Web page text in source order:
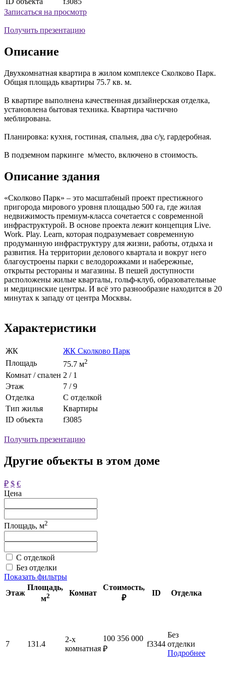
Записаться на просмотр
Получить презентацию
Описание
Двухкомнатная квартира в жилом комплексе Сколково Парк.
Общая площадь квартиры 75.7 кв. м.
В квартире выполнена качественная дизайнерская отделка,
установлена бытовая техника. Квартира частично
меблирована.
Планировка: кухня, гостиная, спальня, два с/у, гардеробная.
В подземном паркинге м/место, включено в стоимость.
Описание здания
«Сколково Парк» – это масштабный проект престижного
пригорода мирового уровня площадью 500 га, где жилая
недвижимость премиум-класса сочетается с современной
инфраструктурой. В основе проекта лежит концепция Live.
Work. Play. Learn, которая подразумевает современную
продуманную инфраструктуру для жизни, работы, отдыха и
развития. На территории делового квартала и вокруг него
благоустроены парки с велодорожками и набережные,
открыты рестораны и магазины. В пешей доступности
расположены жилые кварталы, гольф-клуб, образовательные
и медицинские центры. И всё это разнообразие находится в 20
минутах к западу от центра Москвы.
Характеристики
ЖК
ЖК Сколково Парк
Площадь
75.7 м2
Комнат / спален 2 / 1
Этаж
7 / 9
Отделка
С отделкой
Тип жилья
Квартиры
ID объекта
f3085
Получить презентацию
Другие объекты в этом доме
₽ $ €
Цена
Площадь, м2
С отделкой
Без отделки
Показать фильтры
Этаж
Площадь,
м2 Комнат
Стоимость,
₽
ID Отделка
7 131.4
2-x
комнатная
100 356 000
₽
f3344
Без
отделки
Подробнее